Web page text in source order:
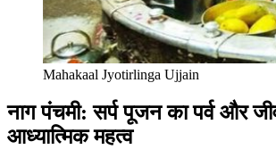
Mahakaal Jyotirlinga Ujjain
नाग पंचमी: सर्प पूजन का पर्व और
आध्यात्मिक महत्व